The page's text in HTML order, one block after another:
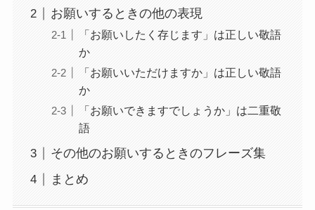
お願いするときの他の表現
「お願いしたく存じます」は正しい敬語
か
「お願いいただけますか」は正しい敬語
か
「お願いできますでしょうか」は二重敬
語
その他のお願いするときのフレーズ集
まとめ